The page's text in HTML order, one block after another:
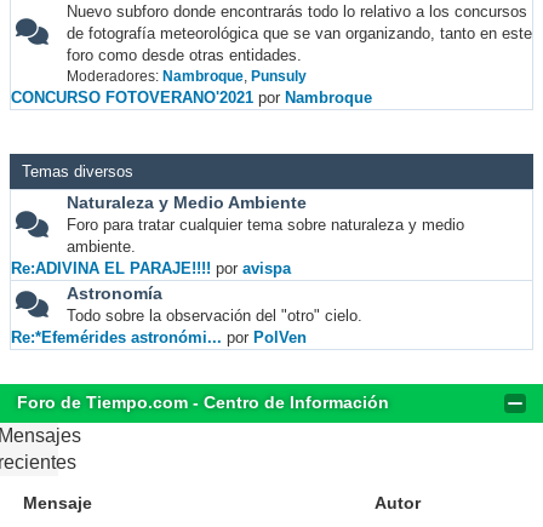
Nuevo subforo donde encontrarás todo lo relativo a los concursos
de fotografía meteorológica que se van organizando, tanto en este
foro como desde otras entidades.
Moderadores: Nambroque, Punsuly
CONCURSO FOTOVERANO'2021 por Nambroque
Temas diversos
Naturaleza y Medio Ambiente
Foro para tratar cualquier tema sobre naturaleza y medio
ambiente.
Re:ADIVINA EL PARAJE!!!! por avispa
Astronomía
Todo sobre la observación del "otro" cielo.
Re:*Efemérides astronómi... por PolVen
Foro de Tiempo.com - Centro de Información
Mensaje Autor